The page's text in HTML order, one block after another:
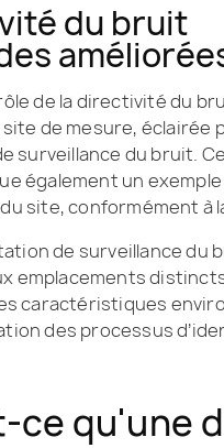
du bruit
de la directivité du
de mesure, éclairée
surveillance du bruit.
également un
site, conformément à
de surveillance du
emplacements
caractéristiques
des processus
ce qu'une